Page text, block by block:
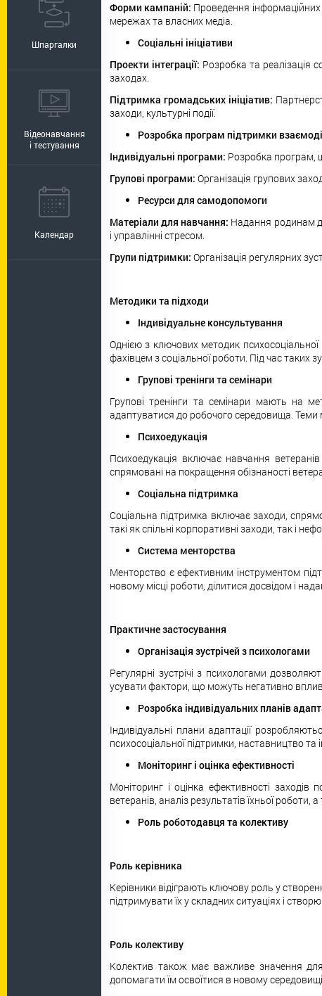
Шпаргалки
Відеонавчання
і тестування
Календар
Форми кампаній: Проведення інформаційних
мережах та власних медіа.
Соціальні ініціативи
Проекти інтеграції: Розробка та реалізація
заходах.
Підтримка громадських ініціатив:
заходи, культурні події.
Розробка програм підтримки
Індивідуальні програми: Розробка програм,
Групові програми: Організація групових
Ресурси для самодопомоги
Матеріали для навчання: Надання родинам
і управлінні стресом.
Групи підтримки: Організація регулярних
Методики та підходи
Індивідуальне консультування
Однією з ключових методик психосоціальної
фахівцем з соціальної роботи. Під час таких
Групові тренінги та семінари
Групові тренінги та семінари мають на
адаптуватися до робочого середовища.
Психоедукація
Психоедукація включає навчання
спрямовані на покращення обізнаності
Соціальна підтримка
Соціальна підтримка включає заходи,
такі як спільні корпоративні заходи, так і
Система менторства
Менторство є ефективним інструментом
новому місці роботи, ділитися досвідом і
Практичне застосування
Організація зустрічей з психологами
Регулярні зустрічі з психологами
усувати фактори, що можуть негативно
Розробка індивідуальних планів
Індивідуальні плани адаптації
психосоціальної підтримки, наставництво та
Моніторинг і оцінка ефективності
Моніторинг і оцінка ефективності
ветеранів, аналіз результатів їхньої роботи,
Роль роботодавця та колективу
Роль керівника
Керівники відіграють ключову роль у
підтримувати їх у складних ситуаціях і
Роль колективу
Колектив також має важливе значення для
допомагати їм освоїтися в новому